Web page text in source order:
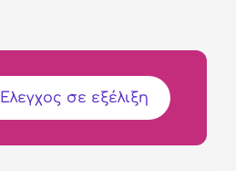
Έλεγχος σε εξέλιξη